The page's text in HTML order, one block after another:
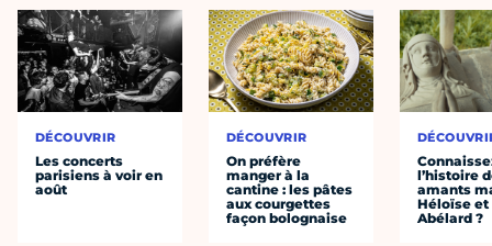
DÉCOUVRIR
Les concerts
parisiens à voir en
août
DÉCOUVRIR
On préfère
manger à la
cantine : les pâtes
aux courgettes
façon bolognaise
l’histoire
amants
Héloïse et
Abélard ?